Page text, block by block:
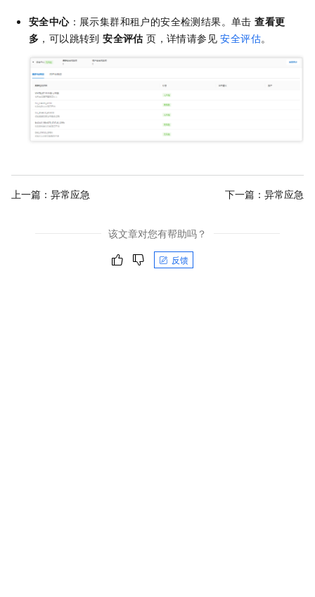
安全中心：展示集群和租户的安全检测结果。单击查看更
多 ，可以跳转到安全评估 页，详情请参见安全评估。
上一篇： 异常应急 下一篇： 异常应急
该文章对您有帮助吗？
反馈